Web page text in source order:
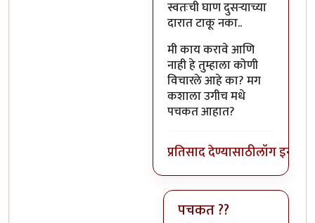
स्वतःची घाण दुसऱ्याच्या
दारात टाकू नका..
मी काय करावे आणि
नाही हे तुम्हाला कोणी
विचारले आहे का? मग
कशाला उगीच मधे
पचकत आहात?
प्रतिसाद देण्यासाठीलॉग इन करा
पचकत ??